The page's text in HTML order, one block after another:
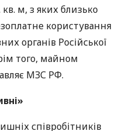
кв. м, з яких близько
користування
органів Російської
того, майном
МЗС РФ.
співробітників